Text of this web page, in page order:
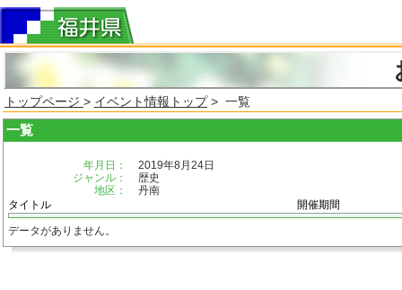
トップページ > イベント情報トップ> 一覧
一覧
年月日：
2019年8月24日
ジャンル：
歴史
地区：
丹南
タイトル
開催期間
データがありません。